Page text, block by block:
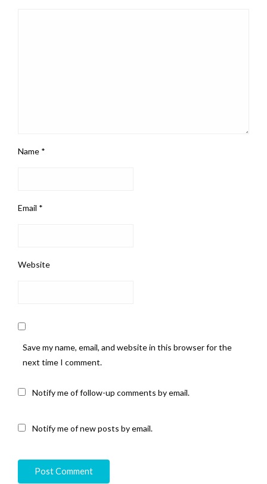
Name *
Email *
Website
Save my name, email, and website in this browser for the
next time I comment.
Notify me of follow-up comments by email.
Notify me of new posts by email.